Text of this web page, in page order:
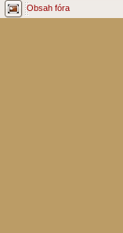
Obsah fóra